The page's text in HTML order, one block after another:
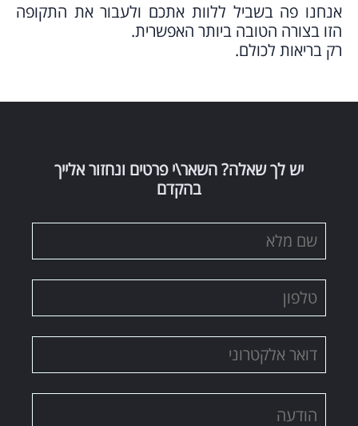
אנחנו פה בשביל ללוות אתכם ולעבור את התקופה
הזו בצורה הטובה ביותר האפשרית.
רק בריאות לכולם.
יש לך שאלה? השאר\י פרטים ונחזור אלייך
בהקדם